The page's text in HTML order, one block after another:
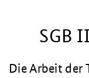
SGB
Die Arbeit der